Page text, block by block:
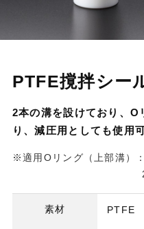
PTFE撹拌シー
2本の溝を設けており、O
り、減圧用としても使用
※適用Oリング（上部溝）
29/
素材 PTFE